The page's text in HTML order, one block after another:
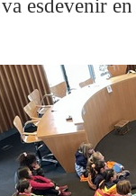
esdevenir